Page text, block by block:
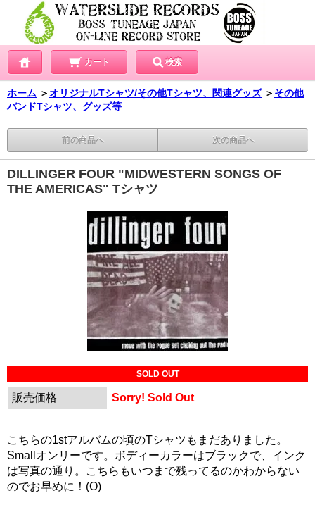
カート 検索
ホーム ＞オリジナルTシャツ/その他Tシャツ、関連グッズ ＞ その他
バンドTシャツ、グッズ等
前の商品へ 次の商品へ
DILLINGER FOUR "MIDWESTERN SONGS OF
THE AMERICAS" Tシャツ
SOLD OUT
販売価格 Sorry! Sold Out
こちらの1stアルバムの頃のTシャツもまだありました。
Smallオンリーです。ボディーカラーはブラックで、インク
は写真の通り。こちらもいつまで残ってるのかわからない
のでお早めに！(O)